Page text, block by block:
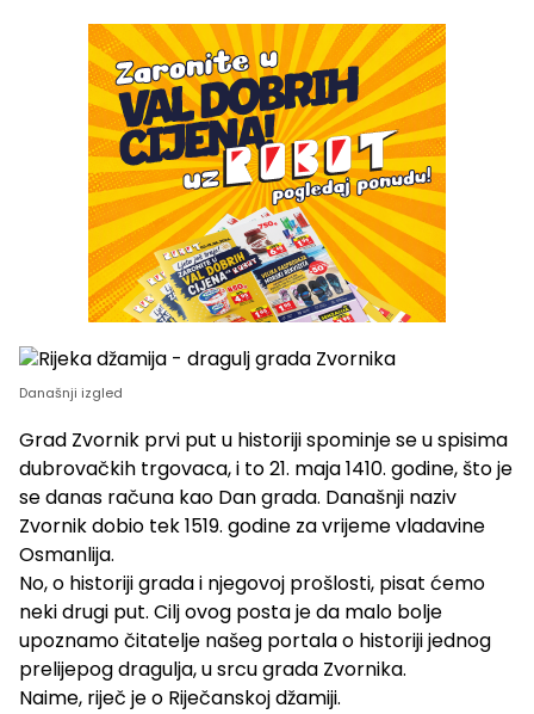
Današnji izgled
Grad Zvornik prvi put u historiji spominje se u spisima
dubrovačkih trgovaca, i to 21. maja 1410. godine, što je
se danas računa kao Dan grada. Današnji naziv
Zvornik dobio tek 1519. godine za vrijeme vladavine
Osmanlija.
No, o historiji grada i njegovoj prošlosti, pisat ćemo
neki drugi put. Cilj ovog posta je da malo bolje
upoznamo čitatelje našeg portala o historiji jednog
prelijepog dragulja, u srcu grada Zvornika.
Naime, riječ je o Riječanskoj džamiji.